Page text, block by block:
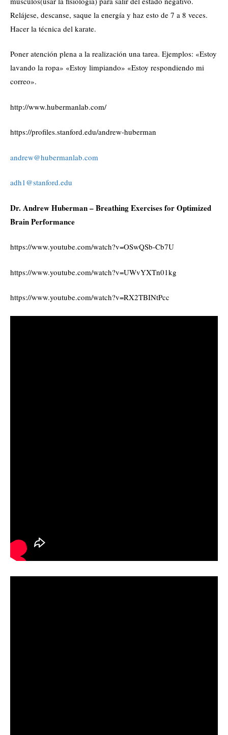
Relájese, descanse, saque la energía y haz esto de 7 a 8 veces.
Hacer la técnica del karate.
Poner atención plena a la realización una tarea. Ejemplos: «Estoy
lavando la ropa» «Estoy limpiando» «Estoy respondiendo mi
correo».
http://www.hubermanlab.com/
https://profiles.stanford.edu/andrew-huberman
andrew@hubermanlab.com
adh1@stanford.edu
Dr. Andrew Huberman – Breathing Exercises for Optimized
Brain Performance
https://www.youtube.com/watch?v=OSwQSb-Cb7U
https://www.youtube.com/watch?v=UWvYXTn01kg
https://www.youtube.com/watch?v=RX2TBINtPcc